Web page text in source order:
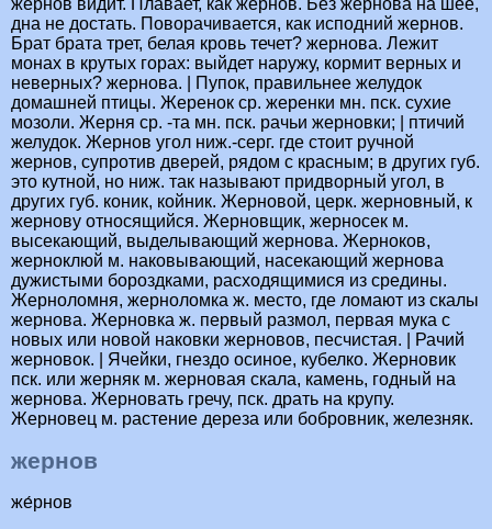
дна не достать. Поворачивается, как исподний жернов.
Брат брата трет, белая кровь течет? жернова. Лежит
монах в крутых горах: выйдет наружу, кормит верных и
неверных? жернова. | Пупок, правильнее желудок
домашней птицы. Жеренок ср. жеренки мн. пск. сухие
мозоли. Жерня ср. -та мн. пск. рачьи жерновки; | птичий
желудок. Жернов угол ниж.-серг. где стоит ручной
жернов, супротив дверей, рядом с красным; в других губ.
это кутной, но ниж. так называют придворный угол, в
других губ. коник, койник. Жерновой, церк. жерновный, к
жернову относящийся. Жерновщик, жерносек м.
высекающий, выделывающий жернова. Жерноков,
жерноклюй м. наковывающий, насекающий жернова
дужистыми бороздками, расходящимися из средины.
Жерноломня, жерноломка ж. место, где ломают из скалы
жернова. Жерновка ж. первый размол, первая мука с
новых или новой наковки жерновов, песчистая. | Рачий
жерновок. | Ячейки, гнездо осиное, кубелко. Жерновик
пск. или жерняк м. жерновая скала, камень, годный на
жернова. Жерновать гречу, пск. драть на крупу.
Жерновец м. растение дереза или бобровник, железняк.
жернов
же́рнов